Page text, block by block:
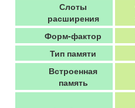
Слоты
расширения
Форм-фактор
Тип памяти
Встроенная
память